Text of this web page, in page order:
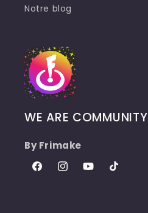
Notre blog
WE ARE COMMUNITY
By Frimake
FacebookInstagramYouTubeTikTok